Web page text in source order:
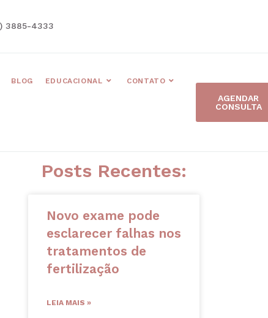
3885-4333
BLOG EDUCACIONAL CONTATO
AGENDAR
CONSULTA
Posts Recentes:
Novo exame pode
esclarecer falhas nos
tratamentos de
fertilização
LEIA MAIS »